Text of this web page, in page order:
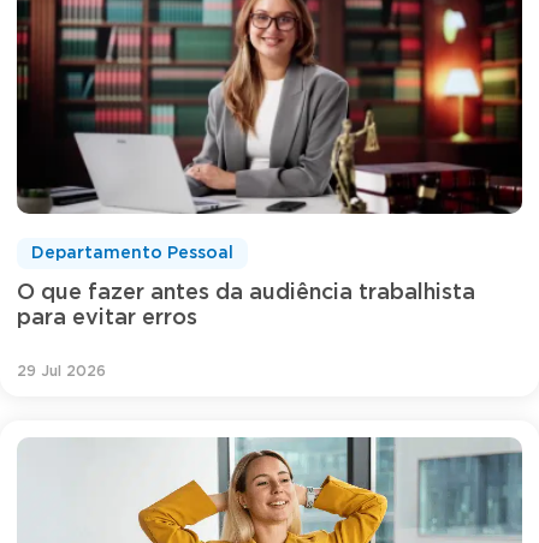
O que fazer antes da audiência trabalhista
para evitar erros
Departamento Pessoal
29 Jul 2026